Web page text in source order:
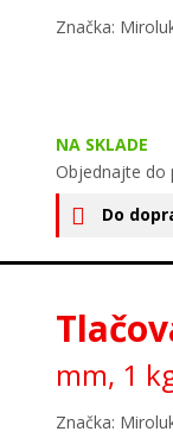
všechny barvy
Značka:
NA SKLADE
Objednajte do
Do
mm, 1
Značka: